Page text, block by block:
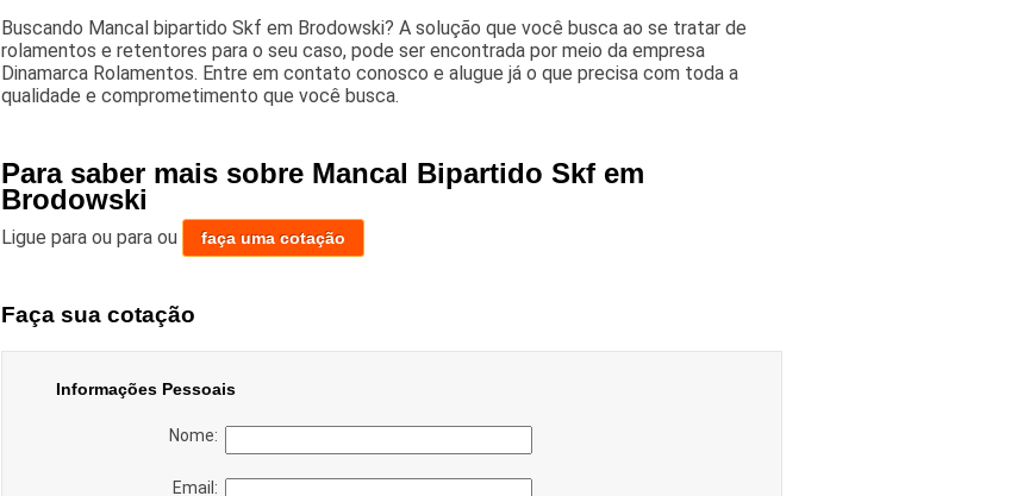
Buscando Mancal bipartido Skf em Brodowski? A solução que você busca ao se tratar de
rolamentos e retentores para o seu caso, pode ser encontrada por meio da empresa
Dinamarca Rolamentos. Entre em contato conosco e alugue já o que precisa com toda a
qualidade e comprometimento que você busca.
Para saber mais sobre Mancal Bipartido Skf em
Brodowski
Ligue para ou para ou faça uma cotação
Faça sua cotação
Informações Pessoais
Nome:
Email: